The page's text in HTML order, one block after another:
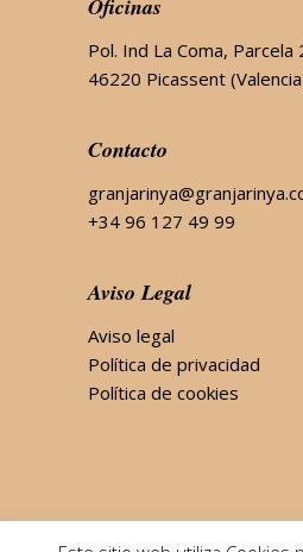
Oficinas
Pol. Ind La Coma, Parcela
46220 Picassent
Contacto
+34 96 127 49 99
Aviso Legal
Aviso legal
Política de privacidad
Política de cookies